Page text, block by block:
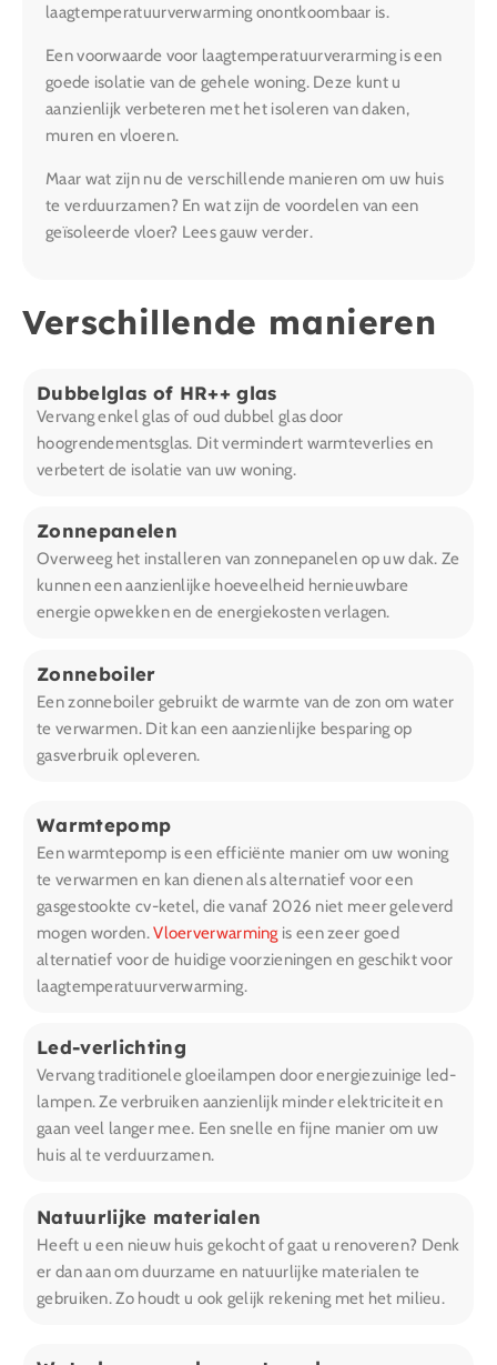
laagtemperatuurverwarming onontkoombaar is.
Een voorwaarde voor laagtemperatuurverarming is een
goede isolatie van de gehele woning. Deze kunt u
aanzienlijk verbeteren met het isoleren van daken,
muren en vloeren.
Maar wat zijn nu de verschillende manieren om uw huis
te verduurzamen? En wat zijn de voordelen van een
geïsoleerde vloer? Lees gauw verder.
Verschillende manieren
Dubbelglas of HR++ glas
Vervang enkel glas of oud dubbel glas door
hoogrendementsglas. Dit vermindert warmteverlies en
verbetert de isolatie van uw woning.
Zonnepanelen
Overweeg het installeren van zonnepanelen op uw dak. Ze
kunnen een aanzienlijke hoeveelheid hernieuwbare
energie opwekken en de energiekosten verlagen.
Zonneboiler
Een zonneboiler gebruikt de warmte van de zon om water
te verwarmen. Dit kan een aanzienlijke besparing op
gasverbruik opleveren.
Warmtepomp
Een warmtepomp is een efficiënte manier om uw woning
te verwarmen en kan dienen als alternatief voor een
gasgestookte cv-ketel, die vanaf 2026 niet meer geleverd
mogen worden.Vloerverwarming is een zeer goed
alternatief voor de huidige voorzieningen en geschikt voor
laagtemperatuurverwarming.
Led-verlichting
Vervang traditionele gloeilampen door energiezuinige led-
lampen. Ze verbruiken aanzienlijk minder elektriciteit en
gaan veel langer mee. Een snelle en fijne manier om uw
huis al te verduurzamen.
Natuurlijke materialen
Heeft u een nieuw huis gekocht of gaat u renoveren? Denk
er dan aan om duurzame en natuurlijke materialen te
gebruiken. Zo houdt u ook gelijk rekening met het milieu.